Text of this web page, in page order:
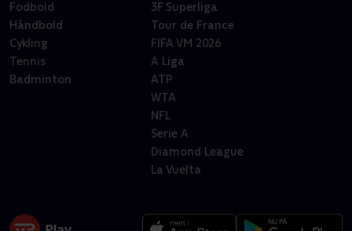
Fodbold
Håndbold
Cykling
Tennis
Badminton
3F Superliga
Tour de France
FIFA VM 2026
A Liga
ATP
WTA
NFL
Serie A
Diamond League
La Vuelta